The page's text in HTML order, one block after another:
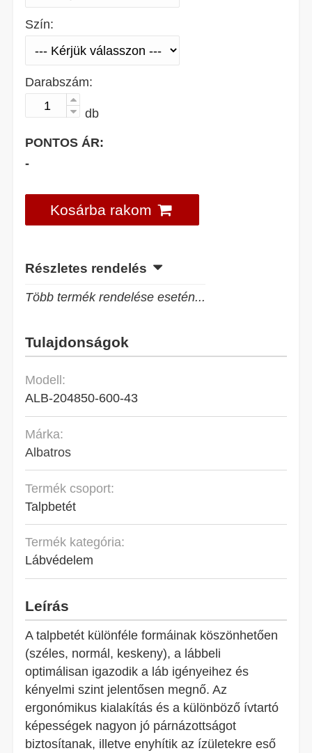
Szín:
Darabszám:
db
PONTOS ÁR:
-
Kosárba rakom
Részletes rendelés
Több termék rendelése esetén...
Tulajdonságok
Modell:
ALB-204850-600-43
Márka:
Albatros
Termék csoport:
Talpbetét
Termék kategória:
Lábvédelem
Leírás
A talpbetét különféle formáinak köszönhetően
(széles, normál, keskeny), a lábbeli
optimálisan igazodik a láb igényeihez és
kényelmi szint jelentősen megnő. Az
ergonómikus kialakítás és a különböző ívtartó
képességek nagyon jó párnázottságot
biztosítanak, illetve enyhítik az ízületekre eső